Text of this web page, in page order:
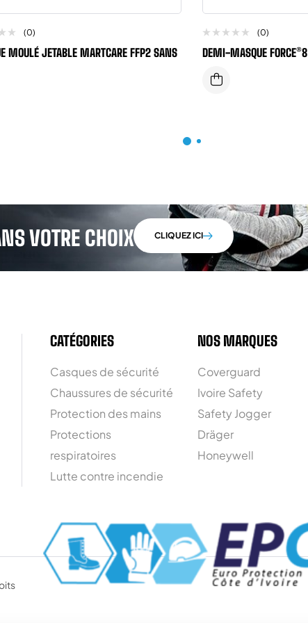
(0)
MOULÉ JETABLE MARTCARE FFP2 SANS
(0)
DEMI-MASQUE FORCE®8
VOTRE CHOIX CLIQUEZ ICI
CATÉGORIES
Casques de sécurité
Chaussures de sécurité
Protection des mains
Protections
respiratoires
Lutte contre incendie
NOS MARQUES
Coverguard
Ivoire Safety
Safety Jogger
Dräger
Honeywell